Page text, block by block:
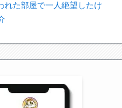
れた部屋で一人絶望したけ